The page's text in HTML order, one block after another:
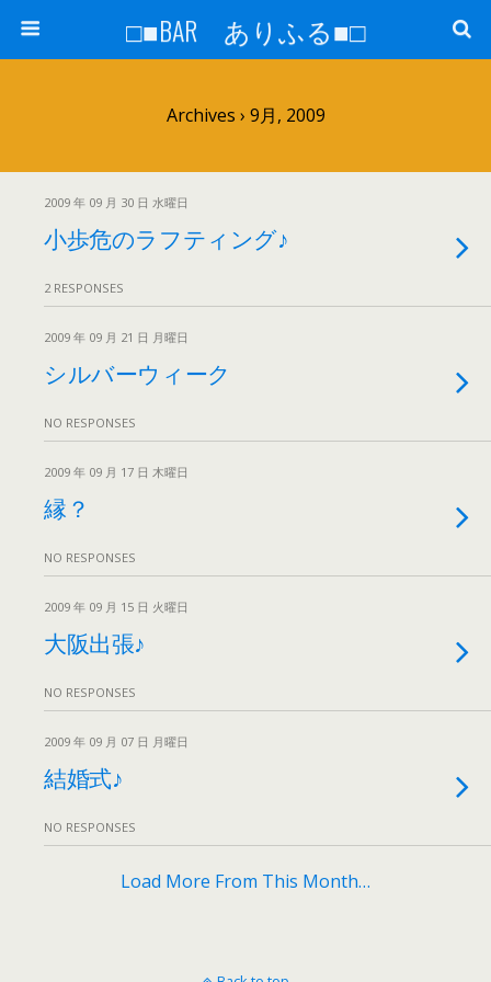
□■BAR ありふる■□
Archives › 9月, 2009
2009 年 09 月 30 日 水曜日
小歩危のラフティング♪
2 RESPONSES
2009 年 09 月 21 日 月曜日
シルバーウィーク
NO RESPONSES
2009 年 09 月 17 日 木曜日
縁？
NO RESPONSES
2009 年 09 月 15 日 火曜日
大阪出張♪
NO RESPONSES
2009 年 09 月 07 日 月曜日
結婚式♪
NO RESPONSES
Load More From This Month…